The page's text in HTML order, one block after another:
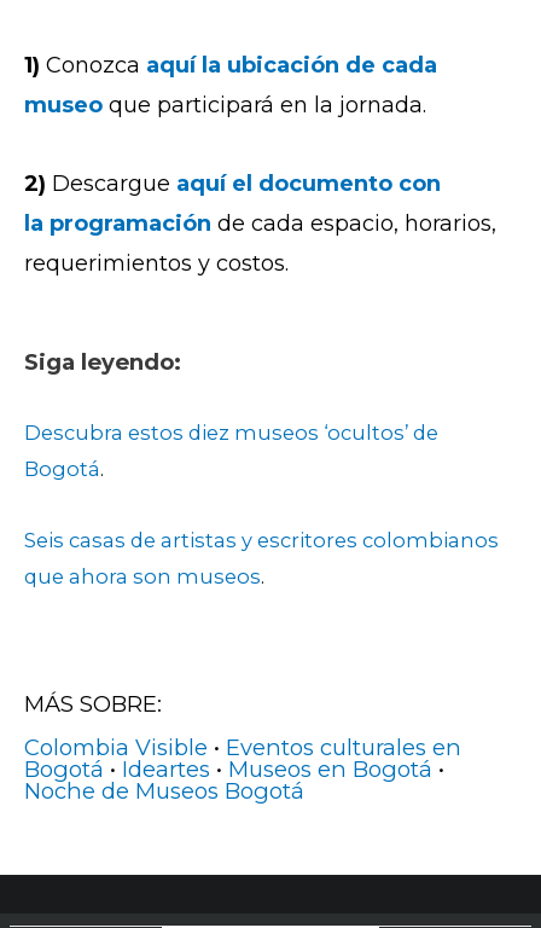
1) Conozca aquí la ubicación de cada
museo que participará en la jornada.
2) Descargue aquí el documento con
la programación de cada espacio, horarios,
requerimientos y costos.
Siga leyendo:
Descubra estos diez museos ‘ocultos’ de
Bogotá.
Seis casas de artistas y escritores colombianos
que ahora son museos.
MÁS SOBRE:
Colombia Visible • Eventos culturales en
Bogotá • Ideartes • Museos en Bogotá •
Noche de Museos Bogotá